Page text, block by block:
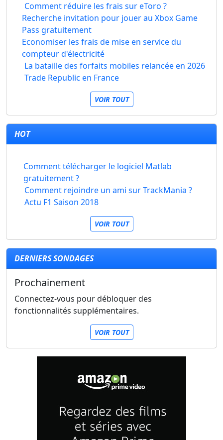
Comment réduire les frais sur eToro ?
Recherche invitation pour jouer au Xbox Game
Pass gratuitement
Economiser les frais de mise en service du
compteur d'électricité
La bataille des forfaits mobiles relancée en 2026
Trade Republic en France
VOIR TOUT
HOT
Comment télécharger le logiciel Matlab
gratuitement ?
Comment rejoindre un ami sur TrackMania ?
Actu F1 Saison 2018
VOIR TOUT
DERNIERS SONDAGES
Prochainement
Connectez-vous pour débloquer des
fonctionnalités supplémentaires.
VOIR TOUT